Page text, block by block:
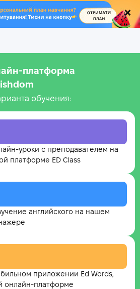
.
обучения:
уроки с преподавателем на
платформе ED Class
английского на нашем
приложении Ed Words,
онлайн-платформе